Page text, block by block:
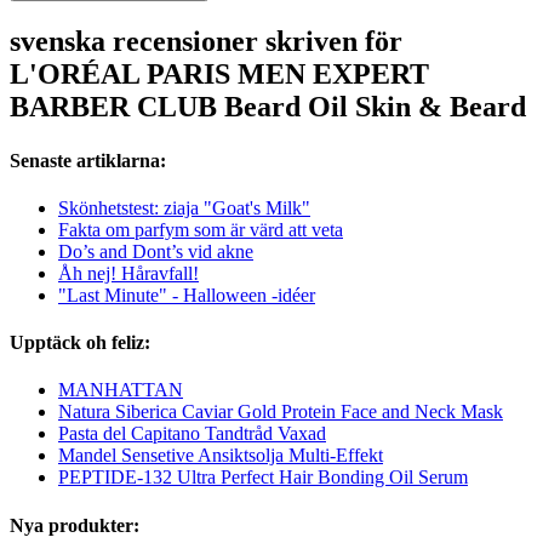
svenska recensioner skriven för
L'ORÉAL PARIS MEN EXPERT
BARBER CLUB Beard Oil Skin & Beard
Senaste artiklarna:
Skönhetstest: ziaja "Goat's Milk"
Fakta om parfym som är värd att veta
Do’s and Dont’s vid akne
Åh nej! Håravfall!
"Last Minute" - Halloween -idéer
Upptäck oh feliz:
MANHATTAN
Natura Siberica Caviar Gold Protein Face and Neck Mask
Pasta del Capitano Tandtråd Vaxad
Mandel Sensetive Ansiktsolja Multi-Effekt
PEPTIDE-132 Ultra Perfect Hair Bonding Oil Serum
Nya produkter: